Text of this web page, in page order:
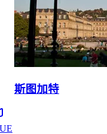
斯图加特